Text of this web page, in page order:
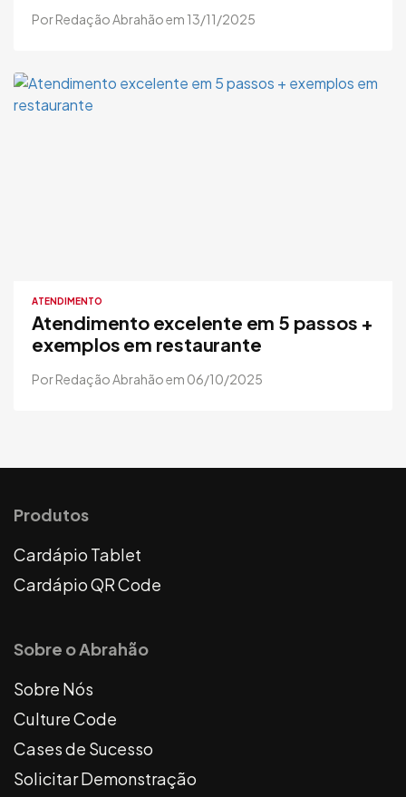
Por Redação Abrahão em 13/11/2025
ATENDIMENTO
Atendimento excelente em 5 passos +
exemplos em restaurante
Por Redação Abrahão em 06/10/2025
Produtos
Cardápio Tablet
Cardápio QR Code
Sobre o Abrahão
Sobre Nós
Culture Code
Cases de Sucesso
Solicitar Demonstração